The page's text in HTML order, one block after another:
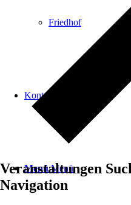
Friedhof
Kontakt
Menü Menü
Veranstaltungen
Navigation